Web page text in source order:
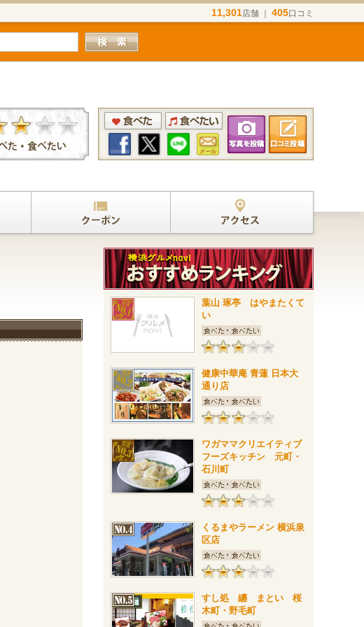
11,301店舗 ｜ 405口コミ
葉山 琢亭 はやまたくて
い
健康中華庵 青蓮 日本大
通り店
ワガママクリエイティブ
フーズキッチン 元町・
石川町
くるまやラーメン 横浜泉
区店
すし処 纏 まとい 桜
木町・野毛町